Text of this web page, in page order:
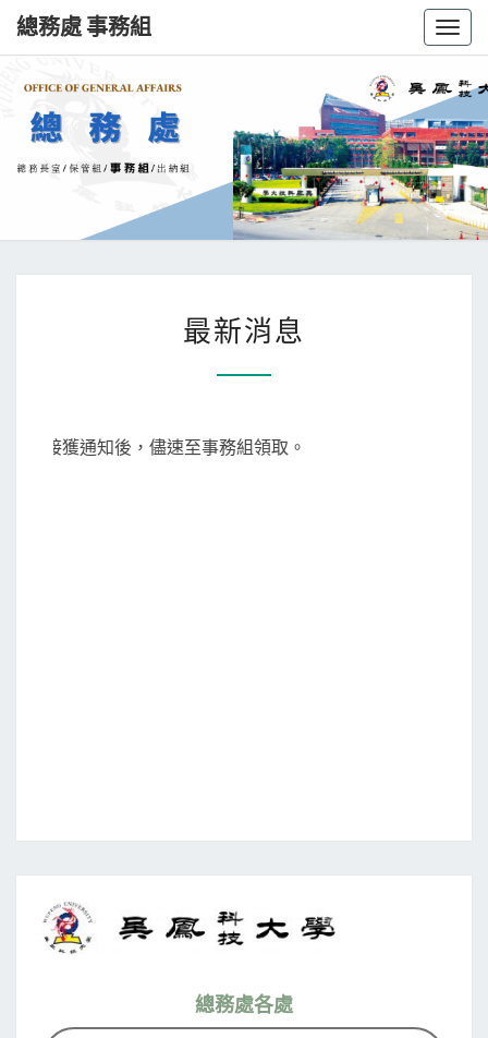
總務處 事務組
總
務
處
務
組
最新消息
請接獲通知後，儘速至事務組領取。
總務處各處